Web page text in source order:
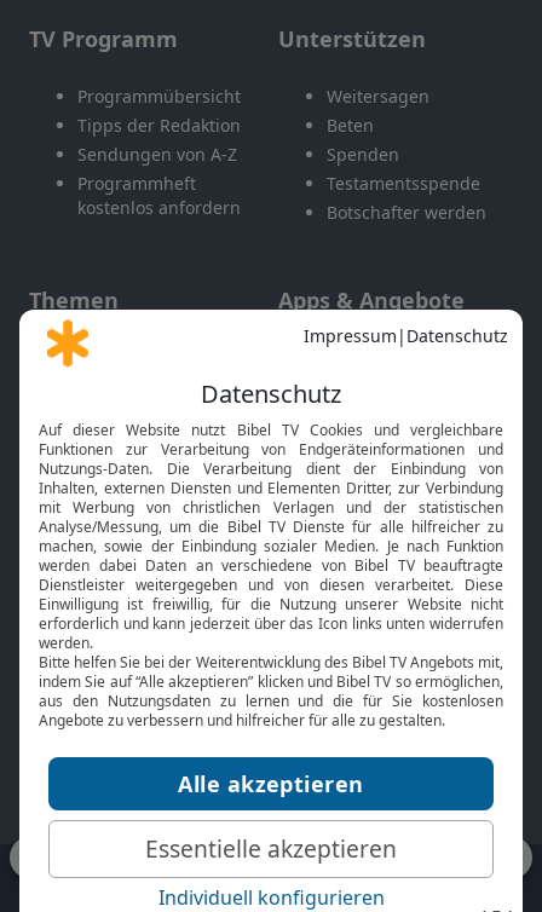
TV Programm
Programmübersicht
Tipps der Redaktion
Sendungen von A-Z
Programmheft
kostenlos anfordern
Unterstützen
Weitersagen
Beten
Spenden
Testamentsspende
Botschafter werden
Themen
Gott und Bibel erklärt
Neuigkeiten
Apps & Angebote
Mobile App
Smart TV
HbbTV
Bibelthek Online-Bibel
Nächster Gottesdienst
Bibel TV
Über uns
Jobs
Mediadaten
Service
Kontakt
TV-Empfang
bibeltv.de: Impressum
Datenschutz
Nutzungsbedingungen
Fakten Bibel TV App